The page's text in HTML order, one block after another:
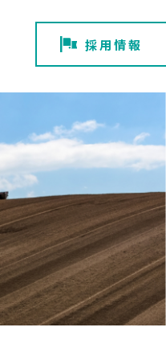
採用情報